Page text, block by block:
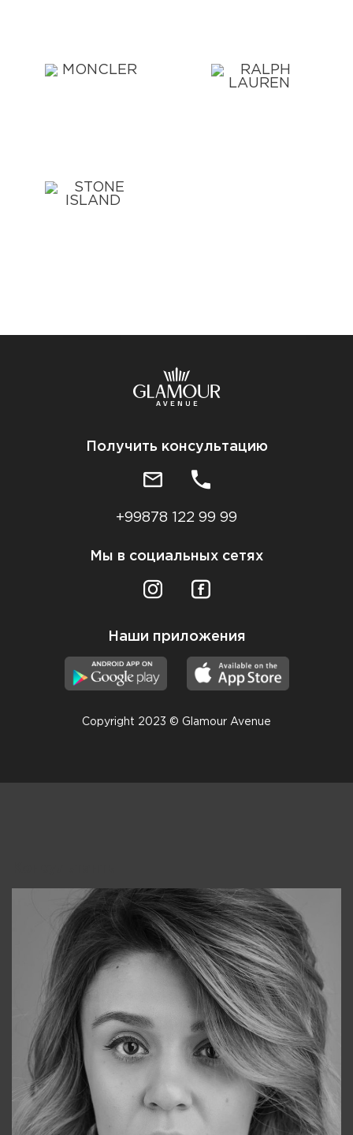
Получить консультацию
+99878 122 99 99
Мы в социальных сетях
Наши приложения
Copyright 2023 © Glamour Avenue